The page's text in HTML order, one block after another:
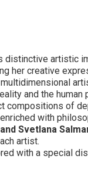
distinctive artistic
her creative
and the human
compositions of
with
Svetlana
artist.
with a special